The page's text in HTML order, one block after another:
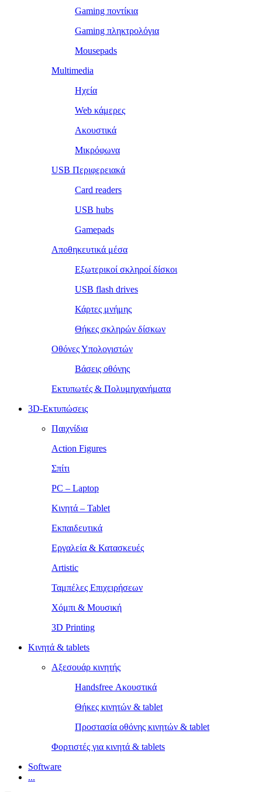
Gaming ποντίκια
Gaming πληκτρολόγια
Mousepads
Multimedia
Ηχεία
Web κάμερες
Ακουστικά
Μικρόφωνα
USB Περιφερειακά
Card readers
USB hubs
Gamepads
Αποθηκευτικά μέσα
Εξωτερικοί σκληροί δίσκοι
USB flash drives
Κάρτες μνήμης
Θήκες σκληρών δίσκων
Οθόνες Υπολογιστών
Βάσεις οθόνης
Εκτυπωτές & Πολυμηχανήματα
3D-Εκτυπώσεις
Παιχνίδια
Action Figures
Σπίτι
PC – Laptop
Κινητά – Tablet
Εκπαιδευτικά
Εργαλεία & Κατασκευές
Artistic
Ταμπέλες Επιχειρήσεων
Χόμπι & Μουσική
3D Printing
Κινητά & tablets
Αξεσουάρ κινητής
Handsfree Ακουστικά
Θήκες κινητών & tablet
Προστασία οθόνης κινητών & tablet
Φορτιστές για κινητά & tablets
Software
...